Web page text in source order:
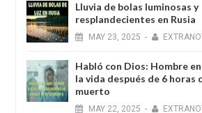
Lluvia de bolas luminosas y
resplandecientes en Rusia
MAY 23, 2025 -
Habló con Dios: Hombre
la vida después de 6 horas
muerto
MAY 22, 2025 -